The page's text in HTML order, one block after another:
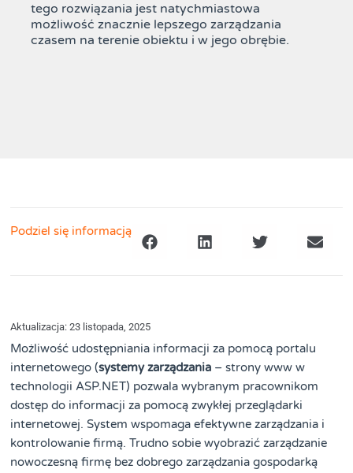
tego rozwiązania jest natychmiastowa
możliwość znacznie lepszego zarządzania
czasem na terenie obiektu i w jego obrębie.
Podziel się informacją
Aktualizacja: 23 listopada, 2025
Możliwość udostępniania informacji za pomocą portalu
internetowego (systemy zarządzania – strony www w
technologii ASP.NET) pozwala wybranym pracownikom
dostęp do informacji za pomocą zwykłej przeglądarki
internetowej. System wspomaga efektywne zarządzania i
kontrolowanie firmą. Trudno sobie wyobrazić zarządzanie
nowoczesną firmę bez dobrego zarządzania gospodarką